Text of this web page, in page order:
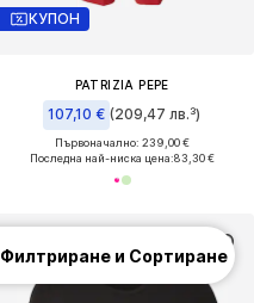
КУПОН
PATRIZIA PEPE
107,10 € (209,47 лв.³)
Първоначално: 239,00 €
Последна най-ниска цена:83,30 €
Филтриране и Сортиране